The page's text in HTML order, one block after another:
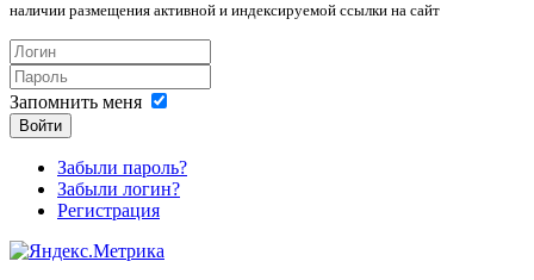
наличии размещения активной и индексируемой ссылки на сайт
Запомнить меня
Войти
Забыли пароль?
Забыли логин?
Регистрация